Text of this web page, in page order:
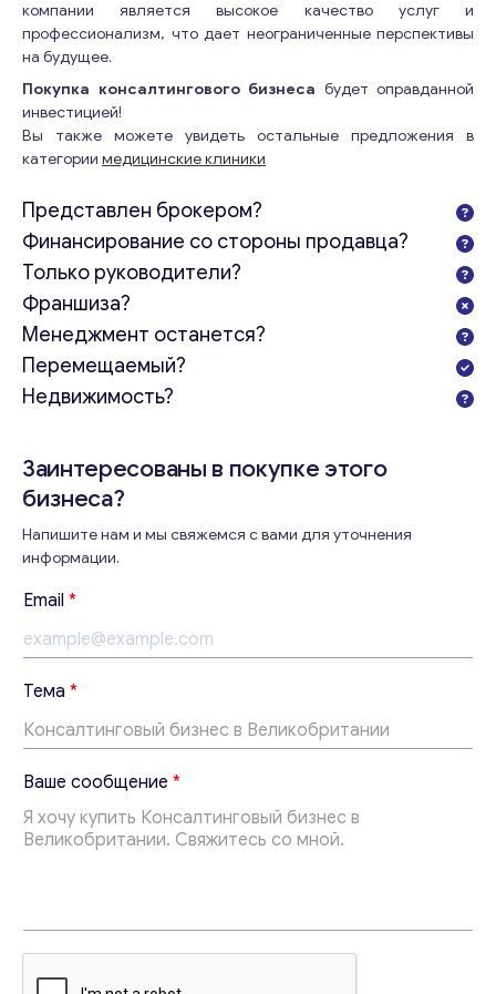
Отправьте нам запрос, и мы свяжемся с вами в
Email
Ваши комментарии
компании является высокое качество услуг и
профессионализм, что дает неограниченные перспективы
на будущее.
Покупка консалтингового бизнеса будет оправданной
инвестицией!
Вы также можете увидеть остальные предложения в
категории медицинские клиники
Представлен брокером?
Финансирование со стороны продавца?
Только руководители?
Франшиза?
Менеджмент останется?
Перемещаемый?
Недвижимость?
Заинтересованы в покупке этого
бизнеса?
Напишите нам и мы свяжемся с вами для уточнения
информации.
Email *
Т
е
м
а
Т
е
м
а
Тема *
Ваше сообщение *